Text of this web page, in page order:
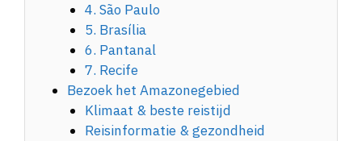
4. São Paulo
5. Brasília
6. Pantanal
7. Recife
Bezoek het Amazonegebied
Klimaat & beste reistijd
Reisinformatie & gezondheid